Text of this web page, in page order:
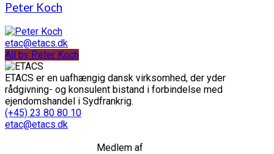
Peter Koch
etac@etacs.dk
All by Peter Koch
ETACS er en uafhængig dansk virksomhed, der yder
rådgivning- og konsulent bistand i forbindelse med
ejendomshandel i Sydfrankrig.
(+45) 23 80 80 10
etac@etacs.dk
Medlem af